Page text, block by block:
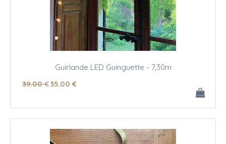
Guirlande LED Guinguette - 7,30m
39.00 €35.00 €